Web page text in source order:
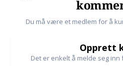
Du må være et medlem for å
Opprett
Det er enkelt å melde seg